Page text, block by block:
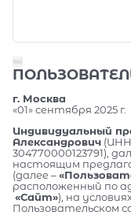
г. Москва
«01» сентября 2025 г.
Индивидуальный
Александрович (ИНН
304770000123791),
настоящим
(далее –
расположенный по
«Сайт»), на
Пользовательском